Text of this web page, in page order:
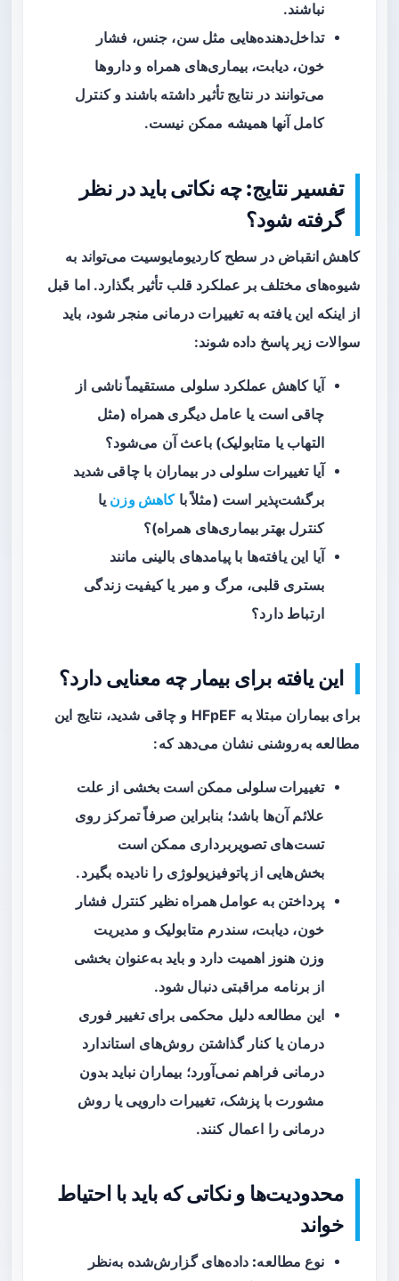
نباشند.
تداخل‌دهنده‌هایی مثل سن، جنس، فشار
خون، دیابت، بیماری‌های همراه و داروها
می‌توانند در نتایج تأثیر داشته باشند و کنترل
کامل آنها همیشه ممکن نیست.
تفسیر نتایج: چه نکاتی باید در نظر
گرفته شود؟
کاهش انقباض در سطح کاردیومایوسیت می‌تواند به
شیوه‌های مختلف بر عملکرد قلب تأثیر بگذارد. اما قبل
از اینکه این یافته به تغییرات درمانی منجر شود، باید
سوالات زیر پاسخ داده شوند:
آیا کاهش عملکرد سلولی مستقیماً ناشی از
چاقی است یا عامل دیگری همراه (مثل
التهاب یا متابولیک) باعث آن می‌شود؟
آیا تغییرات سلولی در بیماران با چاقی شدید
برگشت‌پذیر است (مثلاً باکاهش وزن یا
کنترل بهتر بیماری‌های همراه)؟
آیا این یافته‌ها با پیامدهای بالینی مانند
بستری قلبی، مرگ و میر یا کیفیت زندگی
ارتباط دارد؟
این یافته برای بیمار چه معنایی دارد؟
برای بیماران مبتلا به HFpEF و چاقی شدید، نتایج این
مطالعه به‌روشنی نشان می‌دهد که:
تغییرات سلولی ممکن است بخشی از علت
علائم آن‌ها باشد؛ بنابراین صرفاً تمرکز روی
تست‌های تصویربرداری ممکن است
بخش‌هایی از پاتوفیزیولوژی را نادیده بگیرد.
پرداختن به عوامل همراه نظیر کنترل فشار
خون، دیابت، سندرم متابولیک و مدیریت
وزن هنوز اهمیت دارد و باید به‌عنوان بخشی
از برنامه مراقبتی دنبال شود.
این مطالعه دلیل محکمی برای تغییر فوری
درمان یا کنار گذاشتن روش‌های استاندارد
درمانی فراهم نمی‌آورد؛ بیماران نباید بدون
مشورت با پزشک، تغییرات دارویی یا روش
درمانی را اعمال کنند.
محدودیت‌ها و نکاتی که باید با احتیاط
خواند
نوع مطالعه: داده‌های گزارش‌شده به‌نظر